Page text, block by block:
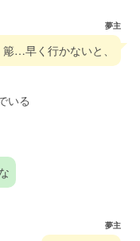
夢主
簓…早く行かないと、
いる
夢主